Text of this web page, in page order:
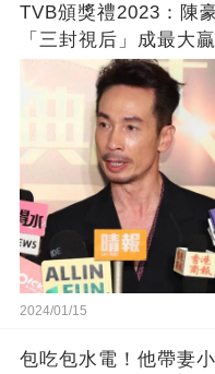
TVB頒獎禮2023：陳
「三封視后」成最大
2024/01/15
包吃包水電！他帶妻